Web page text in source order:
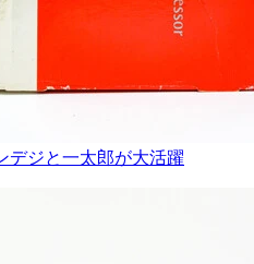
デジと一太郎が大活躍